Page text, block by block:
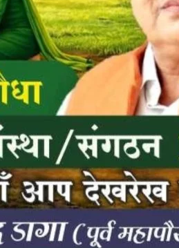
और सहा
कारोबार सरोकार :